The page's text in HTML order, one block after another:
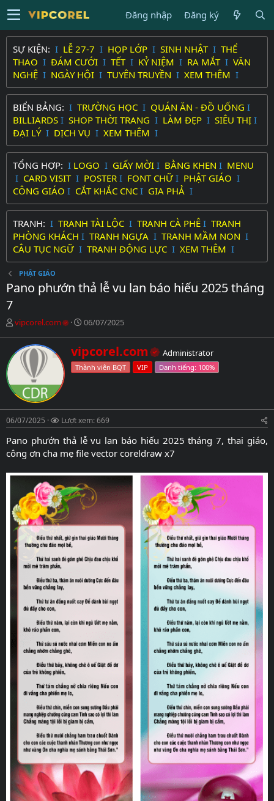
Đăng nhập Đăng ký
SỰ KIỆN: I LỄ 27-7 I HỌP LỚP I SINH NHẬT I THỂ
THAO I ĐÁM CƯỚI I TẾT I KỶ NIỆM I RA MẮT I VĂN
NGHỆ I NGÀY HỘI I TUYÊN TRUYỀN I XEM THÊM I
BIỂN BẢNG: I TRƯỜNG HỌC I QUÁN ĂN - ĐỒ UỐNG I
BILLIARDS I SHOP THỜI TRANG I LÀM ĐẸP I SIÊU THỊ I
ĐẠI LÝ I DỊCH VỤ I XEM THÊM I
TỔNG HỢP: I LOGO I GIẤY MỜI I BẰNG KHEN I MENU
I CARD VISIT I POSTER I FONT CHỮI PHẬT GIÁO I
CÔNG GIÁO I CẮT KHẮC CNC I GIA PHẢ I
TRANH: I TRANH TÀI LỘC I TRANH CÀ PHÊ I TRANH
PHÒNG KHÁCH I TRANH NGỰA I TRANH MẦM NON I
CÂU TỤC NGỮ I TRANH ĐỘNG LỰC I XEM THÊM I
PHẬT GIÁO
Pano phướn thả lễ vu lan báo hiếu 2025 tháng
7
C
đ
ạ
o
b
ở
vipcorel.com
N
y
g
06/07/2025
W
r
i
b
y
vipcorel.com Administrator
Thành viên BQT VIP
06/07/2025 Lượt xem: 669
Pano phướn thả lễ vu lan báo hiếu 2025 tháng 7, thai giáo,
công ơn cha mẹ file vector coreldraw x7